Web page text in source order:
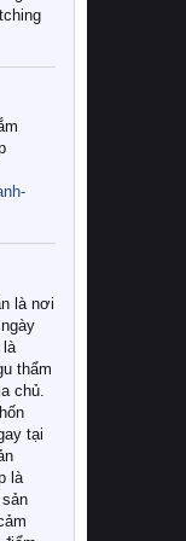
là nơi
là
thẩm
chủ.
tại
là